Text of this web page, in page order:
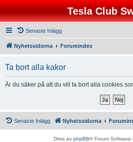
Tesla Club
Senaste Inlägg
Nyhetssidorna Forumindex
Ta bort alla kakor
Är du säker på att du vill ta bort alla cookies
Senaste Inlägg Nyhetssidorna
Drivs av phpBB® Forum Software